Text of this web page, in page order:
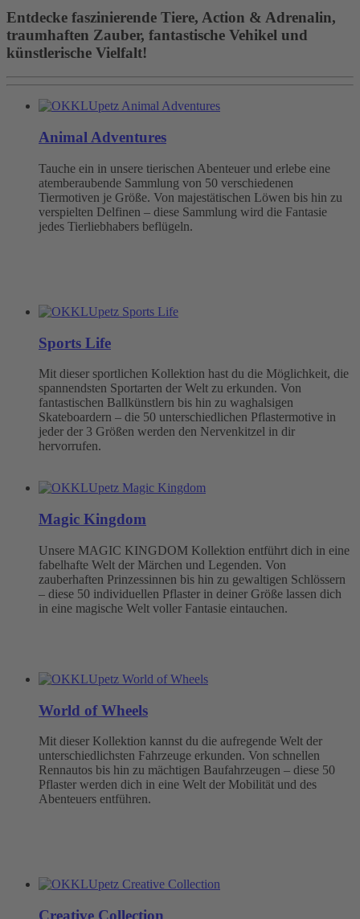
Entdecke faszinierende Tiere, Action & Adrenalin,
traumhaften Zauber, fantastische Vehikel und
künstlerische Vielfalt!
Animal Adventures
Tauche ein in unsere tierischen Abenteuer und erlebe eine
atemberaubende Sammlung von 50 verschiedenen
Tiermotiven je Größe. Von majestätischen Löwen bis hin zu
verspielten Delfinen – diese Sammlung wird die Fantasie
jedes Tierliebhabers beflügeln.
Sports Life
Mit dieser sportlichen Kollektion hast du die Möglichkeit, die
spannendsten Sportarten der Welt zu erkunden. Von
fantastischen Ballkünstlern bis hin zu waghalsigen
Skateboardern – die 50 unterschiedlichen Pflastermotive in
jeder der 3 Größen werden den Nervenkitzel in dir
hervorrufen.
Magic Kingdom
Unsere MAGIC KINGDOM Kollektion entführt dich in eine
fabelhafte Welt der Märchen und Legenden. Von
zauberhaften Prinzessinnen bis hin zu gewaltigen Schlössern
– diese 50 individuellen Pflaster in deiner Größe lassen dich
in eine magische Welt voller Fantasie eintauchen.
World of Wheels
Mit dieser Kollektion kannst du die aufregende Welt der
unterschiedlichsten Fahrzeuge erkunden. Von schnellen
Rennautos bis hin zu mächtigen Baufahrzeugen – diese 50
Pflaster werden dich in eine Welt der Mobilität und des
Abenteuers entführen.
Creative Collection